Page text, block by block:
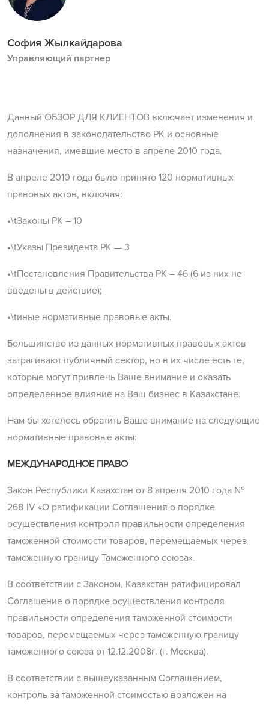
София Жылкайдарова
Управляющий партнер
Данный ОБЗОР ДЛЯ КЛИЕНТОВ включает изменения и
дополнения в законодательство РК и основные
назначения, имевшие место в апреле 2010 года.
В апреле 2010 года было принято 120 нормативных
правовых актов, включая:
•\tЗаконы РК – 10
•\tУказы Президента РК — 3
•\tПостановления Правительства РК – 46 (6 из них не
введены в действие);
•\tиные нормативные правовые акты.
Большинство из данных нормативных правовых актов
затрагивают публичный сектор, но в их числе есть те,
которые могут привлечь Ваше внимание и оказать
определенное влияние на Ваш бизнес в Казахстане.
Нам бы хотелось обратить Ваше внимание на следующие
нормативные правовые акты:
МЕЖДУНАРОДНОЕ ПРАВО
Закон Республики Казахстан от 8 апреля 2010 года №
268-IV «О ратификации Соглашения о порядке
осуществления контроля правильности определения
таможенной стоимости товаров, перемещаемых через
таможенную границу Таможенного союза».
В соответствии с Законом, Казахстан ратифицировал
Соглашение о порядке осуществления контроля
правильности определения таможенной стоимости
товаров, перемещаемых через таможенную границу
таможенного союза от 12.12.2008г. (г. Москва).
В соответствии с вышеуказанным Соглашением,
контроль за таможенной стоимостью возложен на